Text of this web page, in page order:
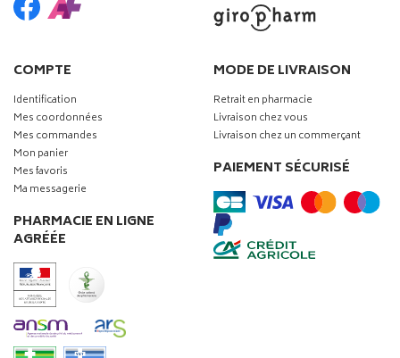
COMPTE
Identification
Mes coordonnées
Mes commandes
Mon panier
Mes favoris
Ma messagerie
PHARMACIE EN LIGNE
AGRÉÉE
MODE DE LIVRAISON
Retrait en pharmacie
Livraison chez vous
Livraison chez un commerçant
PAIEMENT SÉCURISÉ